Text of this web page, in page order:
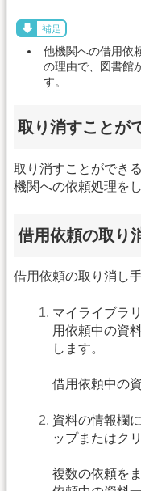
補足
他機関への借用依
の理由で、図書館
す。
取り消すことが
取り消すことができ
機関への依頼処理を
借用依頼の取り
借用依頼の取り消し
マイライブラ
用依頼中の資
します。
借用依頼中の
資料の情報欄
ップまたはク
複数の依頼を